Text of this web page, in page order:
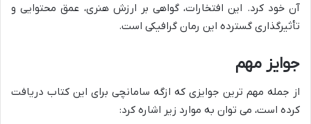
آن خود کرد. این افتخارات، گواهی بر ارزش هنری، عمق محتوایی و
تأثیرگذاری گسترده این رمان گرافیکی است.
جوایز مهم
از جمله مهم ترین جوایزی که ازگه سامانچی برای این کتاب دریافت
کرده است، می توان به موارد زیر اشاره کرد: